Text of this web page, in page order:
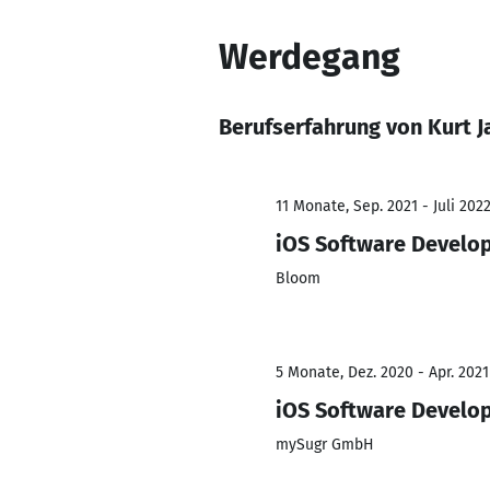
Werdegang
Berufserfahrung von Kurt
11 Monate, Sep. 2021 - Juli 2022
iOS Software
Bloom
5 Monate, Dez. 2020 - Apr. 2021
iOS Software
mySugr GmbH